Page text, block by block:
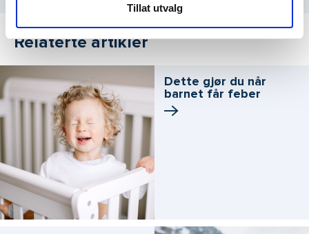
Tillat utvalg
Relaterte artikler
Dette gjør du når
barnet får feber